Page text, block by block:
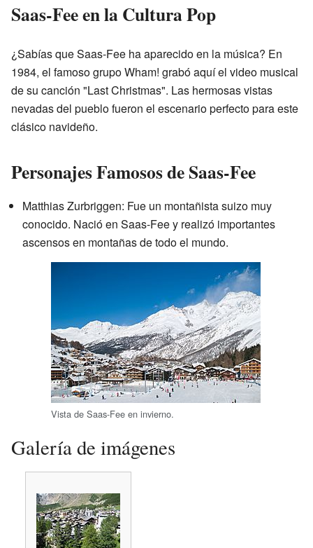
Saas-Fee en la Cultura Pop
¿Sabías que Saas-Fee ha aparecido en la música? En
1984, el famoso grupo Wham! grabó aquí el video musical
de su canción "Last Christmas". Las hermosas vistas
nevadas del pueblo fueron el escenario perfecto para este
clásico navideño.
Personajes Famosos de Saas-Fee
Matthias Zurbriggen: Fue un montañista suizo muy
conocido. Nació en Saas-Fee y realizó importantes
ascensos en montañas de todo el mundo.
Vista de Saas-Fee en invierno.
Galería de imágenes